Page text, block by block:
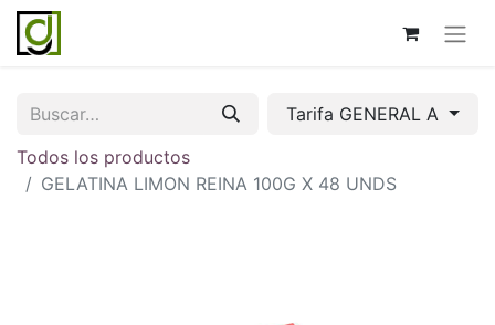
Tarifa GENERAL A
Todos los productos
GELATINA LIMON REINA 100G X 48 UNDS